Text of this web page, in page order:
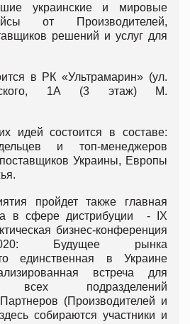
украинские и мировые
от Производителей,
решений и услуг для
в РК «Ультрамарин» (ул.
1А (3 этаж) М.
идей состоится в составе:
и топ-менеджеров
Украины, Европы
пройдет также главная
в сфере дистрибуции - IX
бизнес-конференция
2020: Будущее рынка
единственная в Украине
встреча для
всех подразделений
(Производителей и
собираются участники и